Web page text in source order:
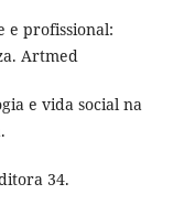
e profissional:
Artmed
e vida social na
34.